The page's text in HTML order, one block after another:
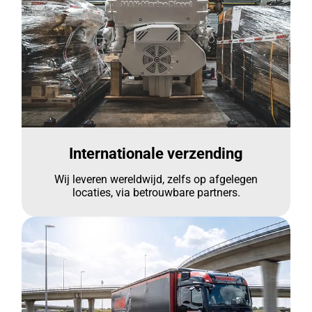
Internationale verzending
Wij leveren wereldwijd, zelfs op afgelegen
locaties, via betrouwbare partners.